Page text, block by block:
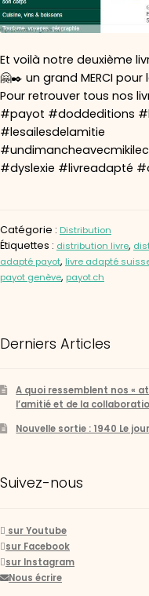
Et voilà notre deuxième
🤗✒️ un grand MERCI
Pour retrouver tous nos
#payot #doddeditions
#lesailesdelamitie
#dyslexie #livreadapté
Catégorie : Distribution
Étiquettes : distribution livre,
adapté payot, livre adapté
payot genève, payot.ch
Derniers Articles
A quoi ressemblent nos «
l’amitié et de la
Nouvelle sortie : 1940 Le
Suivez-nous
sur Youtube
sur Facebook
sur Instagram
Nous écrire